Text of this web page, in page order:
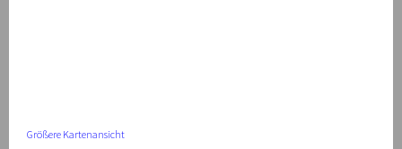
Größere Kartenansicht